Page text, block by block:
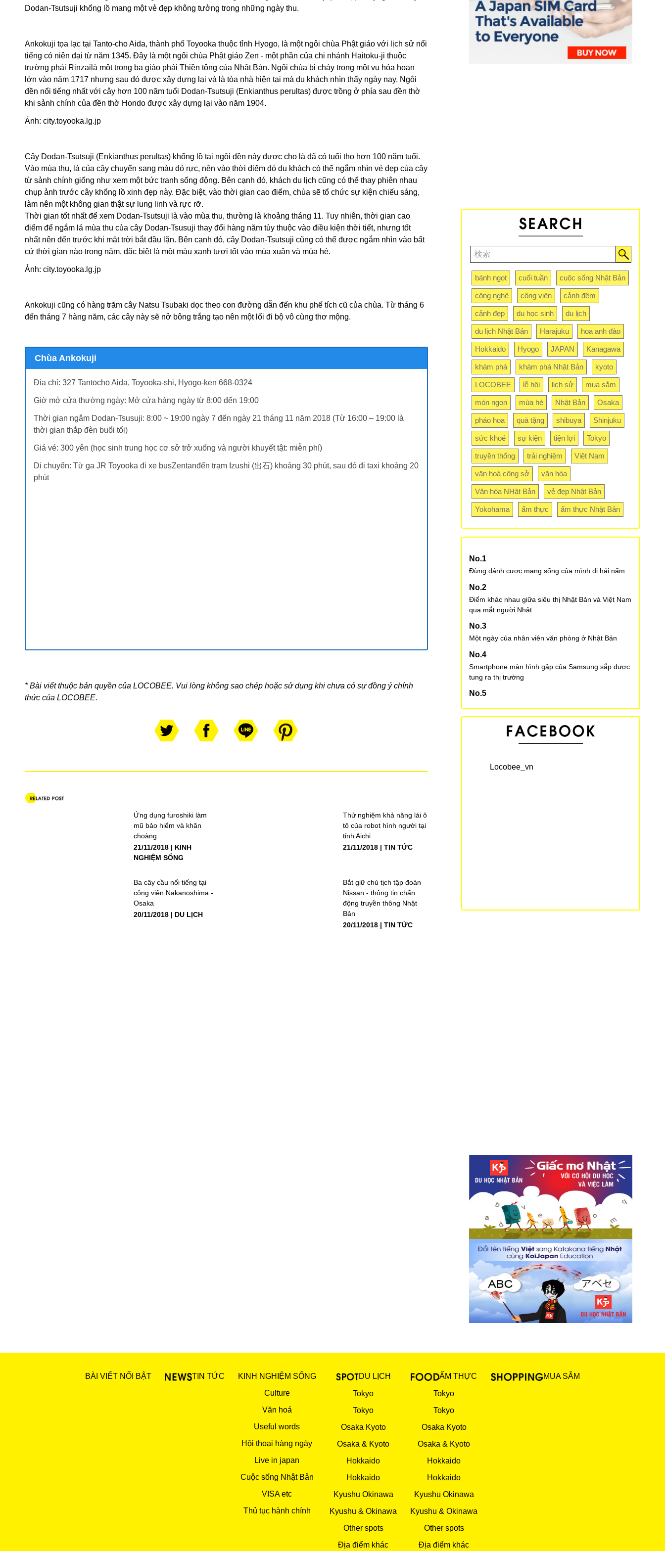
Dodan-Tsutsuji khổng lồ mang một vẻ đẹp không tưởng trong những ngày thu.
Ankokuji tọa lạc tại Tanto-cho Aida, thành phố Toyooka thuộc tỉnh Hyogo, là một ngôi chùa Phật giáo với lịch sử nổi
tiếng có niên đại từ năm 1345. Đây là một ngôi chùa Phật giáo Zen - một phần của chi nhánh Haitoku-ji thuộc
trường phái Rinzailà một trong ba giáo phái Thiền tông của Nhật Bản. Ngôi chùa bị cháy trong một vụ hỏa hoạn
lớn vào năm 1717 nhưng sau đó được xây dựng lại và là tòa nhà hiện tại mà du khách nhìn thấy ngày nay. Ngôi
đền nổi tiếng nhất với cây hơn 100 năm tuổi Dodan-Tsutsuji (Enkianthus perultas) được trồng ở phía sau đền thờ
khi sảnh chính của đền thờ Hondo được xây dựng lại vào năm 1904.
Ảnh: city.toyooka.lg.jp
Cây Dodan-Tsutsuji (Enkianthus perultas) khổng lồ tại ngôi đền này được cho là đã có tuổi thọ hơn 100 năm tuổi.
Vào mùa thu, lá của cây chuyển sang màu đỏ rực, nên vào thời điểm đó du khách có thể ngắm nhìn vẻ đẹp của cây
từ sảnh chính giống như xem một bức tranh sống động. Bên cạnh đó, khách du lịch cũng có thể thay phiên nhau
chụp ảnh trước cây khổng lồ xinh đẹp này. Đặc biệt, vào thời gian cao điểm, chùa sẽ tổ chức sự kiện chiếu sáng,
làm nên một không gian thật sự lung linh và rực rỡ.
Thời gian tốt nhất để xem Dodan-Tsutsuji là vào mùa thu, thường là khoảng tháng 11. Tuy nhiên, thời gian cao
điểm để ngắm lá mùa thu của cây Dodan-Tsusuji thay đổi hàng năm tùy thuộc vào điều kiện thời tiết, nhưng tốt
nhất nên đến trước khi mặt trời bắt đầu lặn. Bên cạnh đó, cây Dodan-Tsutsuji cũng có thể được ngắm nhìn vào bất
cứ thời gian nào trong năm, đặc biệt là một màu xanh tươi tốt vào mùa xuân và mùa hè.
Ảnh: city.toyooka.lg.jp
Ankokuji cũng có hàng trăm cây Natsu Tsubaki dọc theo con đường dẫn đến khu phế tích cũ của chùa. Từ tháng 6
đến tháng 7 hàng năm, các cây này sẽ nở bông trắng tạo nên một lối đi bộ vô cùng thơ mộng.
Chùa Ankokuji
Địa chỉ: 327 Tantōchō Aida, Toyooka-shi, Hyōgo-ken 668-0324
Giờ mở cửa thường ngày: Mở cửa hàng ngày từ 8:00 đến 19:00
Thời gian ngắm Dodan-Tsusuji: 8:00 ~ 19:00 ngày 7 đến ngày 21 tháng 11 năm 2018 (Từ 16:00 – 19:00 là
thời gian thắp đèn buổi tối)
Giá vé: 300 yên (học sinh trung học cơ sở trở xuống và người khuyết tật: miễn phí)
Di chuyển: Từ ga JR Toyooka đi xe busZentanđến trạm Izushi (出石) khoảng 30 phút, sau đó đi taxi khoảng 20
phút
* Bài viết thuộc bản quyền của LOCOBEE. Vui lòng không sao chép hoặc sử dụng khi chưa có sự đồng ý chính
thức của LOCOBEE.
Ứng dụng furoshiki làm
mũ bảo hiểm và khăn
choàng
21/11/2018
KINH
NGHIỆM SỐNG
Thử nghiệm khả năng lái ô
tô của robot hình người tại
tỉnh Aichi
21/11/2018
TIN TỨC
Ba cây cầu nổi tiếng tại
công viên Nakanoshima -
Osaka
20/11/2018
DU LỊCH
Bắt giữ chủ tịch tập đoàn
Nissan - thông tin chấn
động truyền thông Nhật
Bản
20/11/2018
TIN TỨC
bánh ngọt cuối tuần cuộc sống Nhật Bản
công nghệ công viên cảnh đêm
cảnh đẹp du học sinh du lịch
du lịch Nhật Bản Harajuku hoa anh đào
Hokkaido Hyogo JAPAN Kanagawa
khám phá khám phá Nhật Bản kyoto
LOCOBEE lễ hội lịch sử mua sắm
món ngon mùa hè Nhật Bản Osaka
pháo hoa quà tặng shibuya Shinjuku
sức khoẻ sự kiện tiện lợi Tokyo
truyền thống trải nghiệm Việt Nam
văn hoá công sở văn hóa
Văn hóa NHật Bản vẻ đẹp Nhật Bản
Yokohama ẩm thực ẩm thực Nhật Bản
Đừng đánh cược mạng sống của mình đi hái nấm
Điểm khác nhau giữa siêu thị Nhật Bản và Việt Nam
qua mắt người Nhật
Một ngày của nhân viên văn phòng ở Nhật Bản
Smartphone màn hình gập của Samsung sắp được
tung ra thị trường
Smartphone của Trung Quốc đang dần áp đảo thị
trường toàn thế giới
Gate Tower - một công trình đáng kinh ngạc
Locobee_vn
BÀI VIẾT NỔI BẬT TIN TỨC
KINH NGHIỆM SỐNG
Culture
Văn hoá
Useful words
Hội thoại hàng ngày
Live in japan
Cuộc sống Nhật Bản
VISA etc
Thủ tục hành chính
DU LỊCH
Tokyo
Tokyo
Osaka Kyoto
Osaka & Kyoto
Hokkaido
Hokkaido
Kyushu Okinawa
Kyushu & Okinawa
Other spots
Địa điểm khác
ẨM THỰC
Tokyo
Tokyo
Osaka Kyoto
Osaka & Kyoto
Hokkaido
Hokkaido
Kyushu Okinawa
Kyushu & Okinawa
Other spots
Địa điểm khác
MUA SẮM